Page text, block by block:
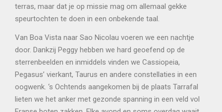
terras, maar dat je op missie mag om allemaal gekke
speurtochten te doen in een onbekende taal.
Van Boa Vista naar Sao Nicolau voeren we een nachtje
door. Dankzij Peggy hebben we hard geoefend op de
sterrenbeelden en inmiddels vinden we Cassiopeia,
Pegasus’ vierkant, Taurus en andere constellaties in een
oogwenk. ‘s Ochtends aangekomen bij de plaats Tarrafal
lieten we het anker met gezonde spanning in een veld vol